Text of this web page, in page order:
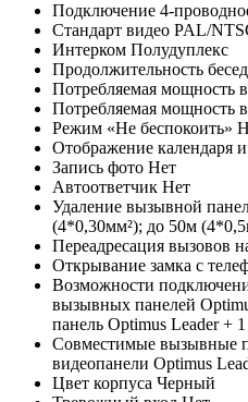
Подключение 4-
Стандарт видео PAL/
Интерком Полудуплекс
Продолжительность
Потребляемая мощность
Потребляемая мощность
Режим «Не беспокоить»
Отображение календаря
Запись фото Нет
Автоответчик Нет
Удаление вызывной
(4*0,30мм²); до 50м
Переадресация вызовов
Открывание замка с
Возможности
вызывных панелей
панель Optimus Leader +
Совместимые вызывные
видеопанели Optimus
Цвет корпуса Черный